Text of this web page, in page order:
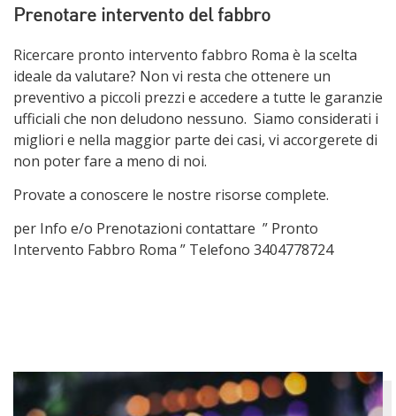
Prenotare intervento del fabbro
Ricercare pronto intervento fabbro Roma è la scelta
ideale da valutare? Non vi resta che ottenere un
preventivo a piccoli prezzi e accedere a tutte le garanzie
ufficiali che non deludono nessuno. Siamo considerati i
migliori e nella maggior parte dei casi, vi accorgerete di
non poter fare a meno di noi.
Provate a conoscere le nostre risorse complete.
per Info e/o Prenotazioni contattare ” Pronto
Intervento Fabbro Roma ” Telefono 3404778724